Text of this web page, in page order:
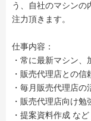
う、自社のマシンの
注力頂きます。
仕事内容：
・常に最新マシン
・販売代理店との信
・毎月販売代理店
・販売代理店向け
・提案資料作成 など